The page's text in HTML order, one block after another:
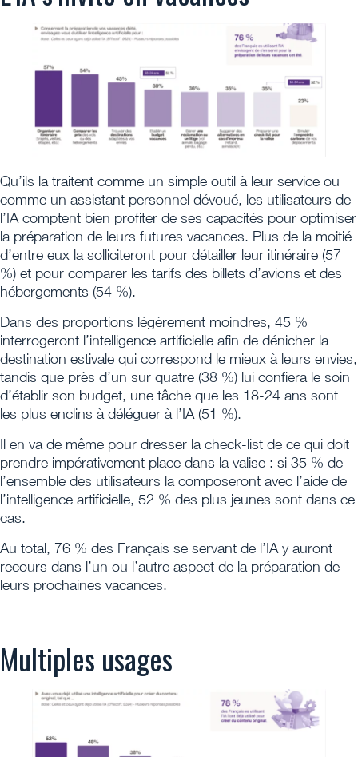
Qu’ils la traitent comme un simple outil à leur service ou
comme un assistant personnel dévoué, les utilisateurs de
l’IA comptent bien profiter de ses capacités pour optimiser
la préparation de leurs futures vacances. Plus de la moitié
d’entre eux la solliciteront pour détailler leur itinéraire (57
%) et pour comparer les tarifs des billets d’avions et des
hébergements (54 %).
Dans des proportions légèrement moindres, 45 %
interrogeront l’intelligence artificielle afin de dénicher la
destination estivale qui correspond le mieux à leurs envies,
tandis que près d’un sur quatre (38 %) lui confiera le soin
d’établir son budget, une tâche que les 18-24 ans sont
les plus enclins à déléguer à l’IA (51 %).
Il en va de même pour dresser la check-list de ce qui doit
prendre impérativement place dans la valise : si 35 % de
l’ensemble des utilisateurs la composeront avec l’aide de
l’intelligence artificielle, 52 % des plus jeunes sont dans ce
cas.
Au total, 76 % des Français se servant de l’IA y auront
recours dans l’un ou l’autre aspect de la préparation de
leurs prochaines vacances.
Multiples usages